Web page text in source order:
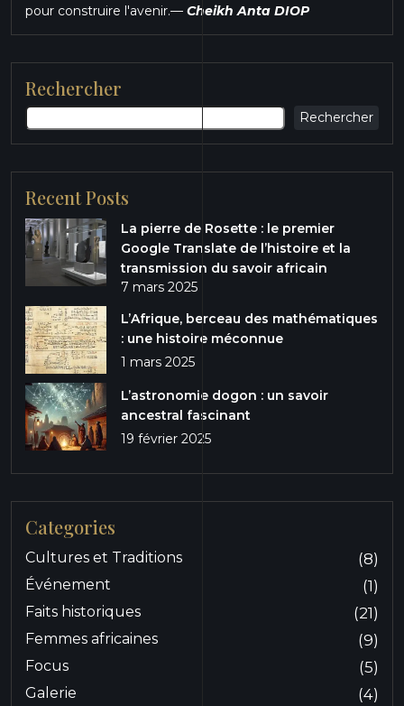
pour construire l'avenir.— Cheikh Anta DIOP
Rechercher
Rechercher
Recent Posts
La pierre de Rosette : le premier
Google Translate de l’histoire et la
transmission du savoir africain
7 mars 2025
L’Afrique, berceau des mathématiques
: une histoire méconnue
1 mars 2025
L’astronomie dogon : un savoir
ancestral fascinant
19 février 2025
Categories
Cultures et Traditions (8)
Événement (1)
Faits historiques (21)
Femmes africaines (9)
Focus (5)
Galerie (4)